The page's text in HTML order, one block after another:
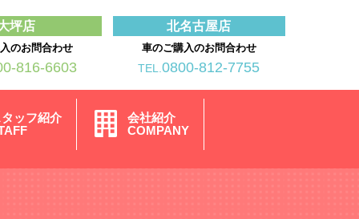
坪店
のお問合わせ
816-6603
北名古屋店
車のご購入のお問合わせ
TEL.0800-812-7755
ッフ紹介
会社紹介
COMPANY